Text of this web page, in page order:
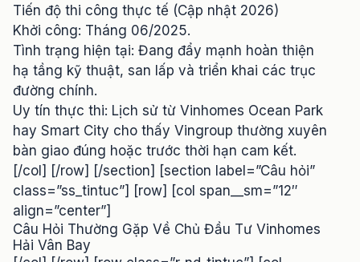
Tiến độ thi công thực tế (Cập nhật 2026)
Khởi công: Tháng 06/2025.
Tình trạng hiện tại: Đang đẩy mạnh hoàn thiện
hạ tầng kỹ thuật, san lấp và triển khai các trục
đường chính.
Uy tín thực thi: Lịch sử từ Vinhomes Ocean Park
hay Smart City cho thấy Vingroup thường xuyên
bàn giao đúng hoặc trước thời hạn cam kết.
[/col] [/row] [/section] [section label=”Câu hỏi”
class=”ss_tintuc”] [row] [col span__sm=”12″
align=”center”]
Câu Hỏi Thường Gặp Về Chủ Đầu Tư Vinhomes
Hải Vân Bay